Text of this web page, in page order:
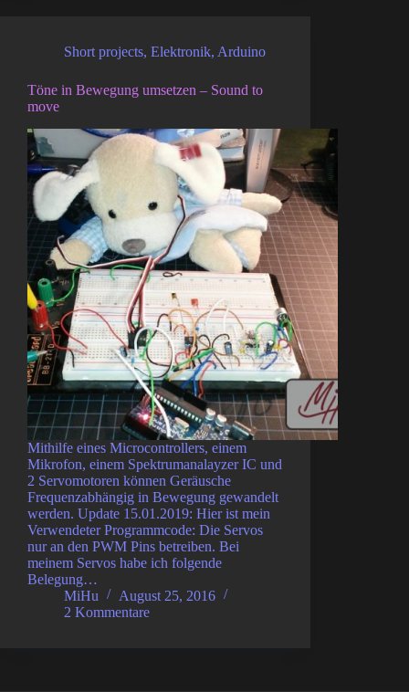
Short projects, Elektronik, Arduino
Töne in Bewegung umsetzen – Sound to
move
Mithilfe eines Microcontrollers, einem
Mikrofon, einem Spektrumanalayzer IC und
2 Servomotoren können Geräusche
Frequenzabhängig in Bewegung gewandelt
werden. Update 15.01.2019: Hier ist mein
Verwendeter Programmcode: Die Servos
nur an den PWM Pins betreiben. Bei
meinem Servos habe ich folgende
Belegung…
MiHu
August 25, 2016
2 Kommentare